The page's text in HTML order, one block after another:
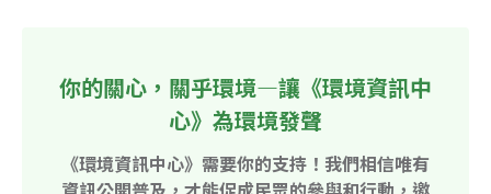
你的關心，關乎環境—讓《環境資訊中
心》為環境發聲
《環境資訊中心》需要你的支持！我們相信唯有